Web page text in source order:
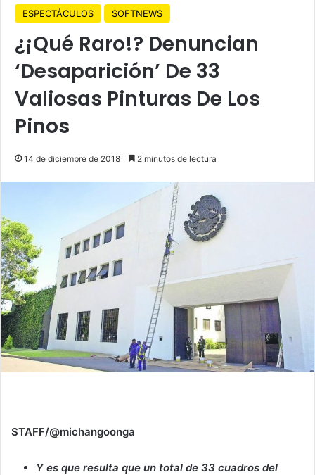
ESPECTÁCULOS SOFTNEWS
¿¡Qué Raro!? Denuncian
‘Desaparición’ De 33
Valiosas Pinturas De Los
Pinos
14 de diciembre de 2018 2 minutos de lectura
STAFF/@michangoonga
Y es que resulta que un total de 33 cuadros del